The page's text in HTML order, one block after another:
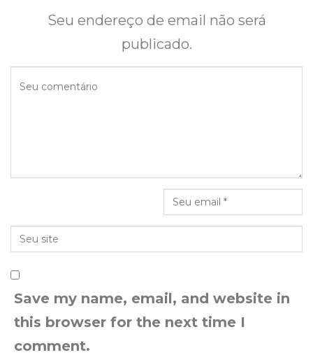
Seu endereço de email não será
publicado.
Save my name, email, and website in
this browser for the next time I
comment.